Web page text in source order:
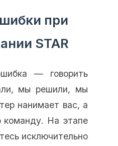
при
STAR
— говорить
мы решили, мы
нанимает вас, а
На этапе
исключительно